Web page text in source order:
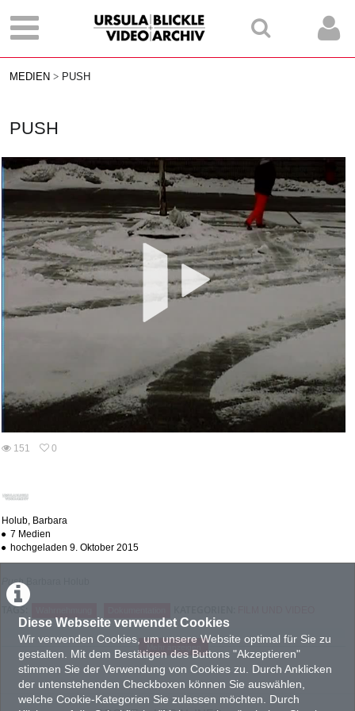
Diese Webseite verwendet Cookies
Wir verwenden Cookies, um unsere Website optimal für Sie zu
gestalten. Mit dem Bestätigen des Buttons "Akzeptieren"
stimmen Sie der Verwendung von Cookies zu. Durch Anklicken
der untenstehenden Checkboxen können Sie auswählen,
welche Cookie-Kategorien Sie zulassen möchten. Durch
MEDIEN PUSH
PUSH
151
0
Holub, Barbara
7 Medien
hochgeladen 9. Oktober 2015
Push
TAGS:
PRODUKTIONSLAND
AT : Österreich
PRODUKTIONSJAHR
2005